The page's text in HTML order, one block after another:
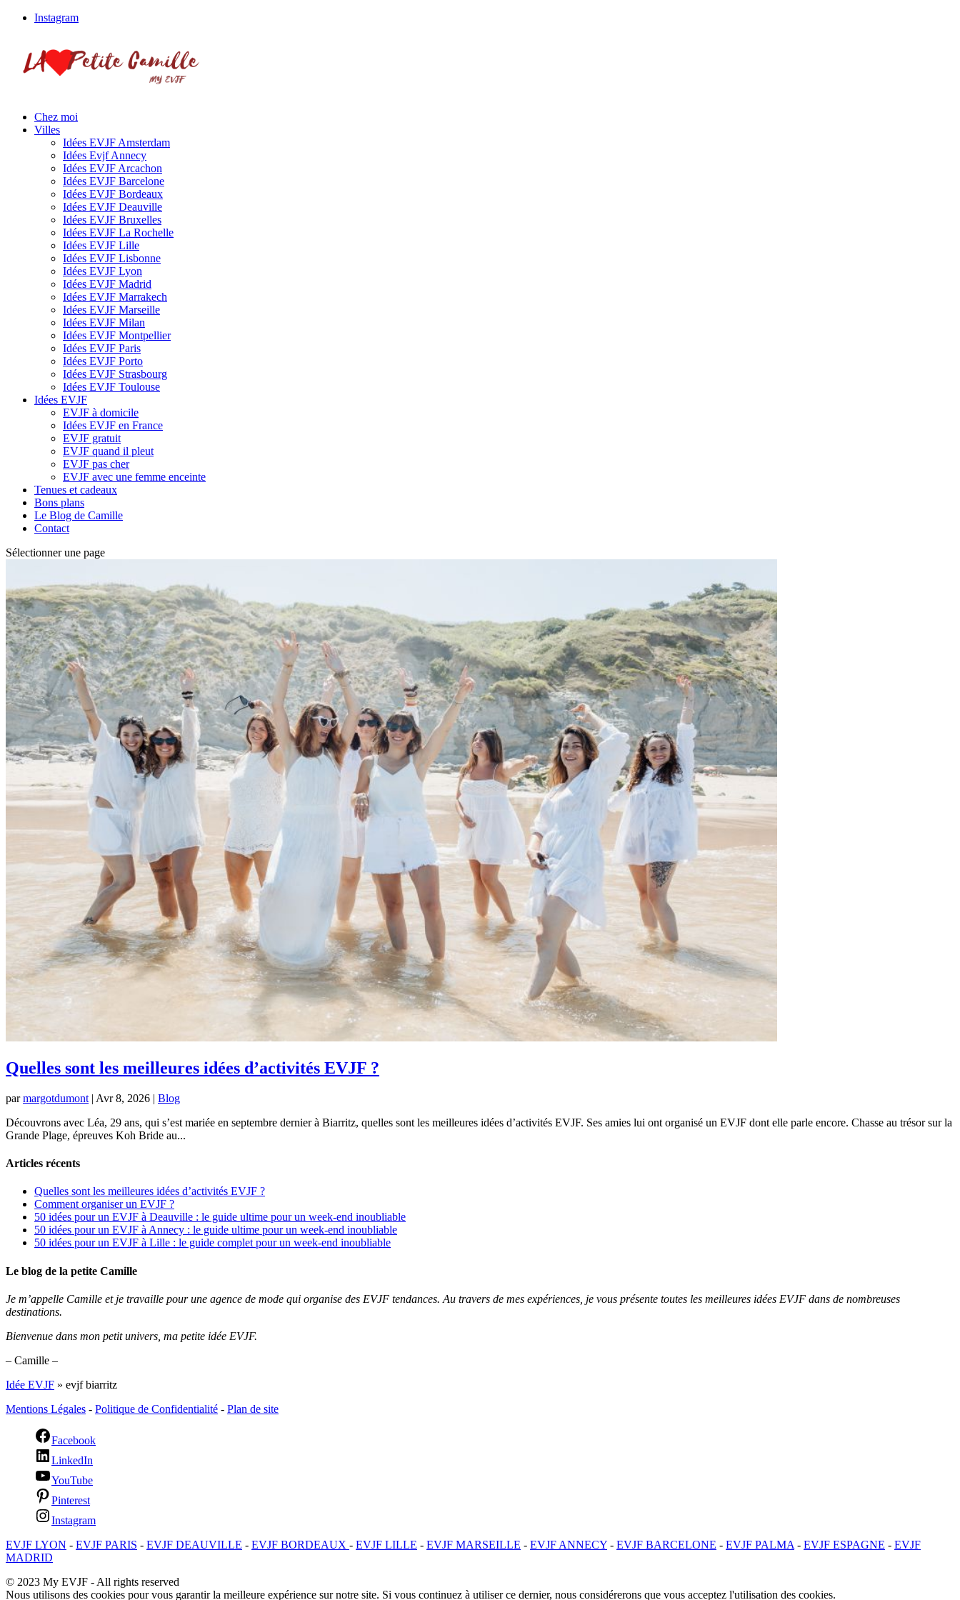
Instagram
Chez moi
Villes
Idées EVJF Amsterdam
Idées Evjf Annecy
Idées EVJF Arcachon
Idées EVJF Barcelone
Idées EVJF Bordeaux
Idées EVJF Deauville
Idées EVJF Bruxelles
Idées EVJF La Rochelle
Idées EVJF Lille
Idées EVJF Lisbonne
Idées EVJF Lyon
Idées EVJF Madrid
Idées EVJF Marrakech
Idées EVJF Marseille
Idées EVJF Milan
Idées EVJF Montpellier
Idées EVJF Paris
Idées EVJF Porto
Idées EVJF Strasbourg
Idées EVJF Toulouse
Idées EVJF
EVJF à domicile
Idées EVJF en France
EVJF gratuit
EVJF quand il pleut
EVJF pas cher
EVJF avec une femme enceinte
Tenues et cadeaux
Bons plans
Le Blog de Camille
Contact
Sélectionner une page
Quelles sont les meilleures idées d’activités EVJF ?
parmargotdumont | Avr 8, 2026 | Blog
Découvrons avec Léa, 29 ans, qui s’est mariée en septembre dernier à Biarritz, quelles sont les meilleures idées d’activités EVJF. Ses amies lui ont organisé un EVJF dont elle parle encore. Chasse au trésor sur la
Grande Plage, épreuves Koh Bride au...
Articles récents
Quelles sont les meilleures idées d’activités EVJF ?
Comment organiser un EVJF ?
50 idées pour un EVJF à Deauville : le guide ultime pour un week-end inoubliable
50 idées pour un EVJF à Annecy : le guide ultime pour un week-end inoubliable
50 idées pour un EVJF à Lille : le guide complet pour un week-end inoubliable
Le blog de la petite Camille
Je m’appelle Camille et je travaille pour une agence de mode qui organise des EVJF tendances. Au travers de mes expériences, je vous présente toutes les meilleures idées EVJF dans de nombreuses
destinations.
Bienvenue dans mon petit univers, ma petite idée EVJF.
– Camille –
Idée EVJF » evjf biarritz
Mentions Légales - Politique de Confidentialité - Plan de site
Facebook
LinkedIn
YouTube
Pinterest
Instagram
EVJF LYON - EVJF PARIS - EVJF DEAUVILLE - EVJF BORDEAUX - EVJF LILLE - EVJF MARSEILLE - EVJF ANNECY - EVJF BARCELONE - EVJF PALMA - EVJF ESPAGNE - EVJF
MADRID
© 2023 My EVJF - All rights reserved
Nous utilisons des cookies pour vous garantir la meilleure expérience sur notre site. Si vous continuez à utiliser ce dernier, nous considérerons que vous acceptez l'utilisation des cookies.